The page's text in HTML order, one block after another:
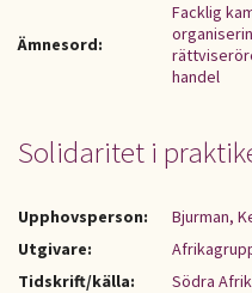
Ämnesord:
Facklig
handel
Solidaritet i
Upphovsperson:
Bjurman,
Utgivare:
Tidskrift/källa:
Södra